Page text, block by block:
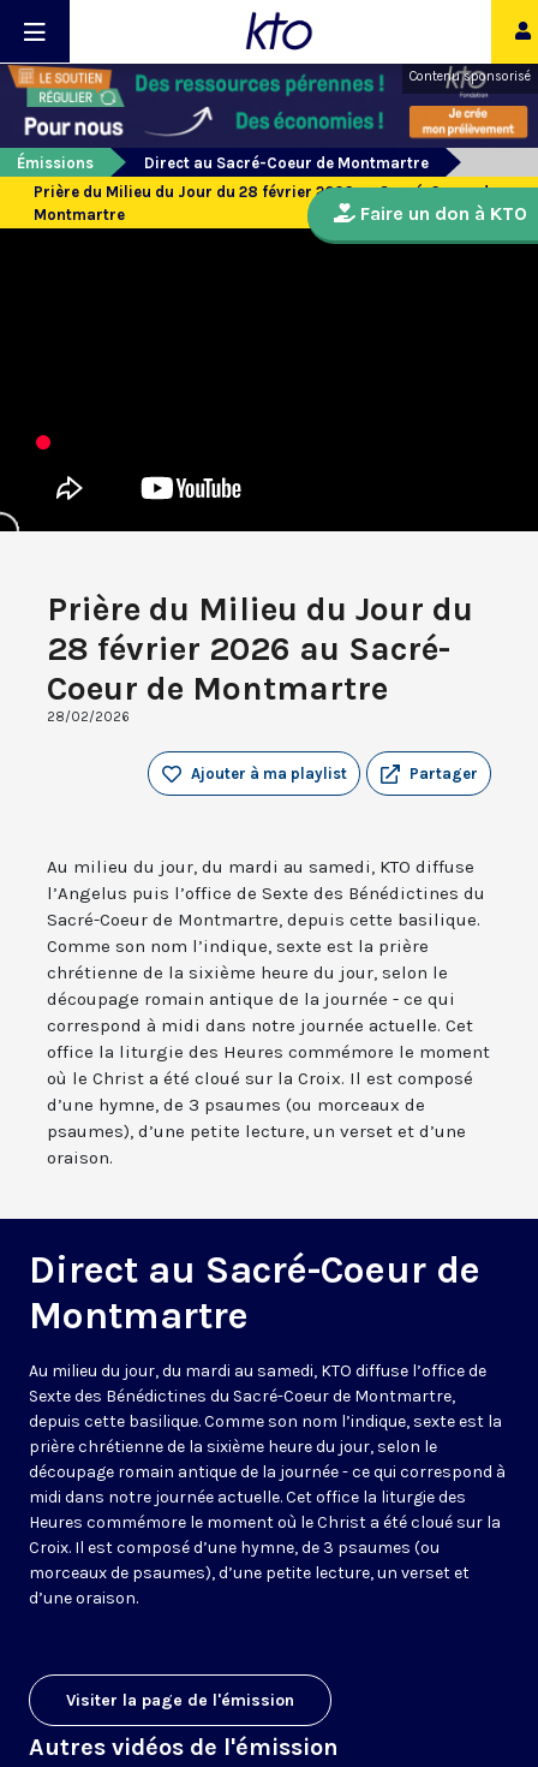
Contenu sponsorisé
Émissions
Direct au Sacré-Coeur de Montmartre
Prière du Milieu du Jour du 28 février 2026 au Sacré-Coeur de
Montmartre
Prière du Milieu du Jour du
28 février 2026 au Sacré-
Coeur de Montmartre
28/02/2026
Partager
Ajouter à ma playlist
Au milieu du jour, du mardi au samedi, KTO diffuse
l’Angelus puis l’office de Sexte des Bénédictines du
Sacré-Coeur de Montmartre, depuis cette basilique.
Comme son nom l’indique, sexte est la prière
chrétienne de la sixième heure du jour, selon le
découpage romain antique de la journée - ce qui
correspond à midi dans notre journée actuelle. Cet
office la liturgie des Heures commémore le moment
où le Christ a été cloué sur la Croix. Il est composé
d’une hymne, de 3 psaumes (ou morceaux de
psaumes), d’une petite lecture, un verset et d’une
oraison.
Direct au Sacré-Coeur de
Montmartre
Au milieu du jour, du mardi au samedi, KTO diffuse l’office de
Sexte des Bénédictines du Sacré-Coeur de Montmartre,
depuis cette basilique. Comme son nom l’indique, sexte est la
prière chrétienne de la sixième heure du jour, selon le
découpage romain antique de la journée - ce qui correspond à
midi dans notre journée actuelle. Cet office la liturgie des
Heures commémore le moment où le Christ a été cloué sur la
Croix. Il est composé d’une hymne, de 3 psaumes (ou
morceaux de psaumes), d’une petite lecture, un verset et
d’une oraison.
Visiter la page de l'émission
Autres vidéos de l'émission
Faire un don à KTO